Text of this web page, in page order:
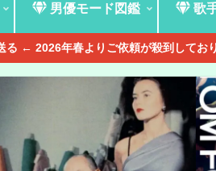
男優モード図鑑 歌
る ← 2026年春よりご依頼が殺到しており